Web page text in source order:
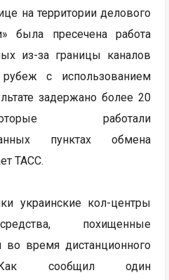
на территории делового
была пресечена работа
из-за границы каналов
с использованием
задержано более 20
работали
пунктах обмена
ТАСС.
украинские кол-центры
похищенные
во время дистанционного
Как сообщил один